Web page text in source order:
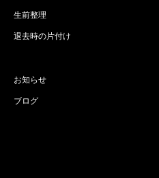
生前整理
退去時の片付け
お知らせ
ブログ